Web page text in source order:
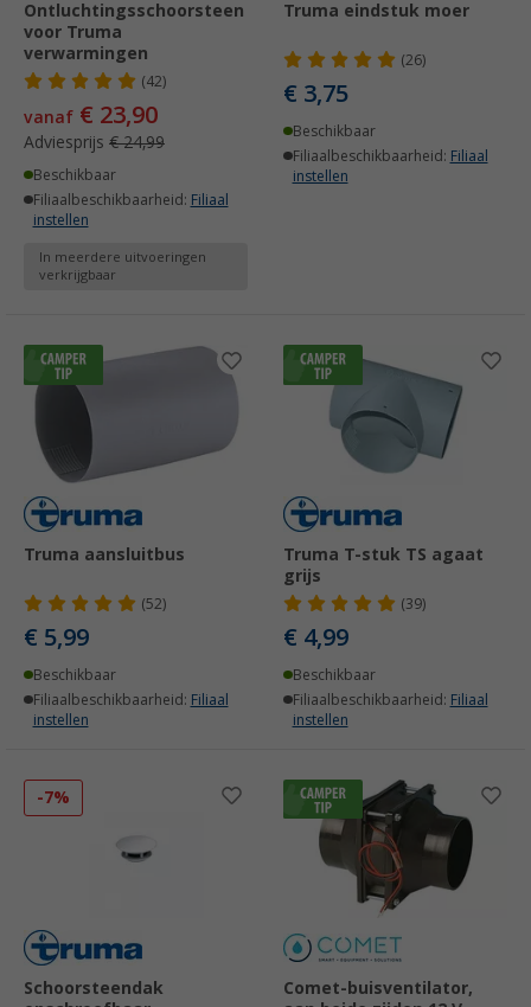
Ontluchtingsschoorsteen
voor Truma
verwarmingen
(42)
vanaf € 23,90
Adviesprijs € 24,99
Beschikbaar
Filiaalbeschikbaarheid: Filiaal
instellen
In meerdere uitvoeringen
verkrijgbaar
Truma eindstuk moer
(26)
€ 3,75
Beschikbaar
Filiaalbeschikbaarheid: Filiaal
instellen
Truma aansluitbus
(52)
€ 5,99
Beschikbaar
Filiaalbeschikbaarheid: Filiaal
instellen
Truma T-stuk TS agaat
grijs
(39)
€ 4,99
Beschikbaar
Filiaalbeschikbaarheid: Filiaal
instellen
-7%
Schoorsteendak
Comet-buisventilator,